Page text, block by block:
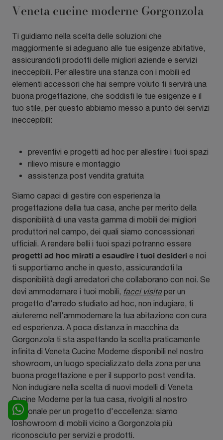
Veneta cucine moderne Gorgonzola
Ti guidiamo nella scelta delle soluzioni che
maggiormente si adeguano alle tue esigenze abitative,
assicurandoti prodotti delle migliori aziende e servizi
ineccepibili. Per allestire una stanza con i mobili ed
elementi accessori che hai sempre voluto ti servirà una
buona progettazione, che soddisfi le tue esigenze e il
tuo stile, per questo abbiamo messo a punto dei servizi
ineccepibili:
preventivi e progetti ad hoc per allestire i tuoi spazi
rilievo misure e montaggio
assistenza post vendita gratuita
Siamo capaci di gestire con esperienza la
progettazione della tua casa, anche per merito della
disponibilità di una vasta gamma di mobili dei migliori
produttori nel campo, dei quali siamo concessionari
ufficiali. A rendere belli i tuoi spazi potranno essere
progetti ad hoc mirati a esaudire i tuoi desideri e noi
ti supportiamo anche in questo, assicurandoti la
disponibilità degli arredatori che collaborano con noi. Se
devi ammodernare i tuoi mobili, facci visita per un
progetto d'arredo studiato ad hoc, non indugiare, ti
aiuteremo nell'ammodernare la tua abitazione con cura
ed esperienza. A poca distanza in macchina da
Gorgonzola ti sta aspettando la scelta praticamente
infinita di Veneta Cucine Moderne disponibili nel nostro
showroom, un luogo specializzato della zona per una
buona progettazione e per il supporto post vendita.
Non indugiare nella scelta di nuovi modelli di Veneta
Cucine Moderne per la tua casa, rivolgiti al nostro
personale per un progetto d'eccellenza: siamo
loshowroom di mobili vicino a Gorgonzola più
riconosciuto per servizi e prodotti.